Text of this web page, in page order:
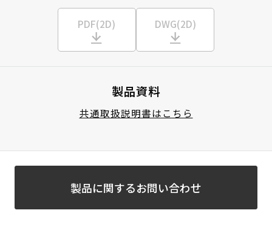
PDF(2D) DWG(2D)
製品資料
共通取扱説明書はこちら
製品に関するお問い合わせ